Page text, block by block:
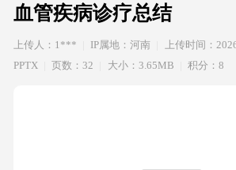
血管疾病诊疗总结
上传人：1*** IP属地：河南 上传时间：
PPTX
页数：32 大小：3.65MB 积分：8